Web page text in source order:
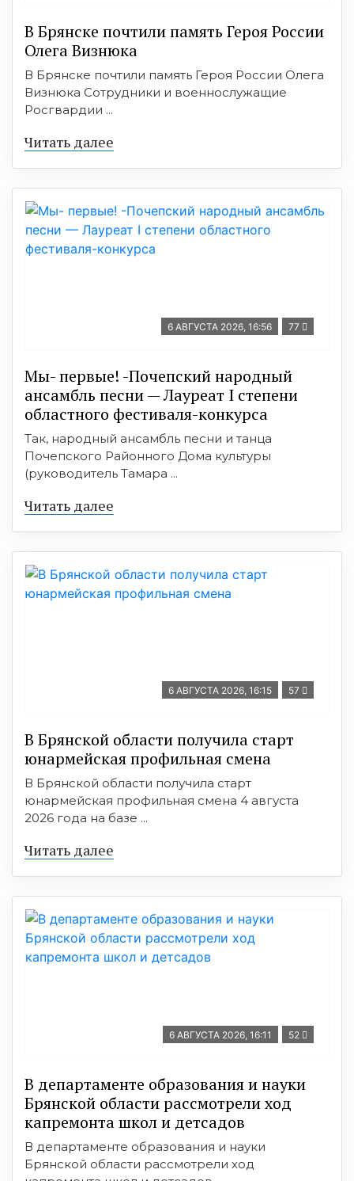
В Брянске почтили память Героя России
Олега Визнюка
В Брянске почтили память Героя России Олега
Визнюка Сотрудники и военнослужащие
Росгвардии ...
Читать далее
6 АВГУСТА 2026, 16:56 77
Мы- первые! -Почепский народный
ансамбль песни — Лауреат I степени
областного фестиваля-конкурса
Так, народный ансамбль песни и танца
Почепского Районного Дома культуры
(руководитель Тамара ...
Читать далее
6 АВГУСТА 2026, 16:15 57
В Брянской области получила старт
юнармейская профильная смена
В Брянской области получила старт
юнармейская профильная смена 4 августа
2026 года на базе ...
Читать далее
6 АВГУСТА 2026, 16:11 52
В департаменте образования и науки
Брянской области рассмотрели ход
капремонта школ и детсадов
В департаменте образования и науки
Брянской области рассмотрели ход